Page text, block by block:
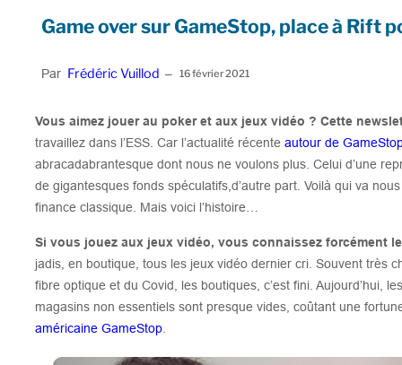
Game over sur GameStop, place à Rift
Par Frédéric Vuillod – 16 février 2021
Vous aimez jouer au poker et aux jeux vidéo ? Cette
travaillez dans l’ESS. Car l’actualité récenteautour de
abracadabrantesque dont nous ne voulons plus. Celui d’une
de gigantesques fonds spéculatifs,d’autre part. Voilà qui va
finance classique. Mais voici l’histoire…
Si vous jouez aux jeux vidéo, vous connaissez forcément
jadis, en boutique, tous les jeux vidéo dernier cri. Souvent très
fibre optique et du Covid, les boutiques, c’est fini. Aujourd’hui,
magasins non essentiels sont presque vides, coûtant une
américaine GameStop